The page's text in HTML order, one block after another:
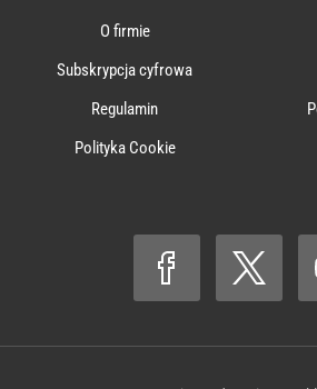
O firmie
Subskrypcja cyfrowa
Regulamin
Polityka Cookie